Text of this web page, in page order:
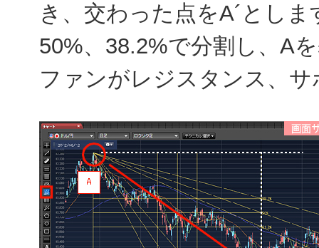
き、交わった点をA´とし
50%、38.2%で分割し、A
ファンがレジスタンス、